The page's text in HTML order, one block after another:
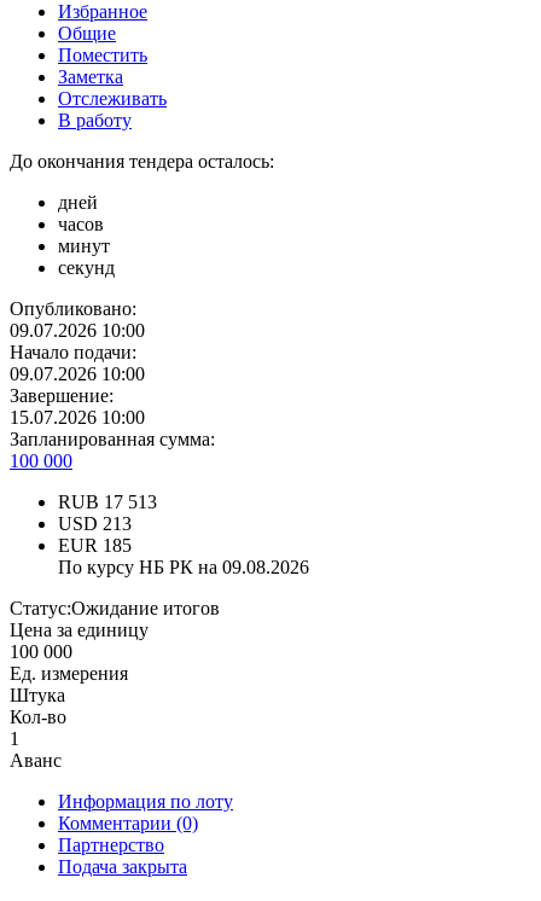
Избранное
Общие
Поместить
Заметка
Отслеживать
В работу
До окончания тендера осталось:
дней
часов
минут
секунд
Опубликовано:
09.07.2026 10:00
Начало подачи:
09.07.2026 10:00
Завершение:
15.07.2026 10:00
Запланированная сумма:
100 000
RUB 17 513
USD 213
EUR 185
По курсу НБ РК на 09.08.2026
Статус:Ожидание итогов
Цена за единицу
100 000
Ед. измерения
Штука
Кол-во
1
Аванс
Информация по лоту
Комментарии (0)
Партнерство
Подача закрыта